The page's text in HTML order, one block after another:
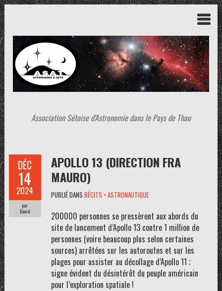
Association Sétoise d'Astronomie dans le Pays de Thau
DÉC
14
2024
par
David
APOLLO 13 (DIRECTION FRA
MAURO)
PUBLIÉ DANS RÉCITS > ASTRONAUTIQUE
200000 personnes se pressèrent aux abords du
site de lancement d’Apollo 13 contre 1 million de
personnes (voire beaucoup plus selon certaines
sources) arrêtées sur les autoroutes et sur les
plages pour assister au décollage d’Apollo 11 ;
signe évident du désintérêt du peuple américain
pour l’exploration spatiale !